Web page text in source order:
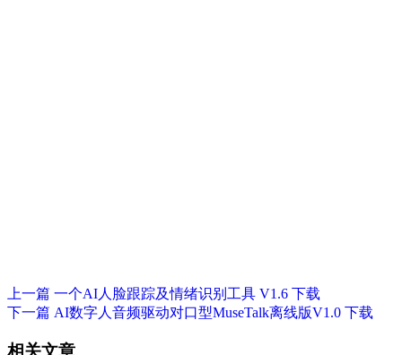
上一篇 一个AI人脸跟踪及情绪识别工具 V1.6 下载
下一篇 AI数字人音频驱动对口型MuseTalk离线版V1.0 下载
相关文章